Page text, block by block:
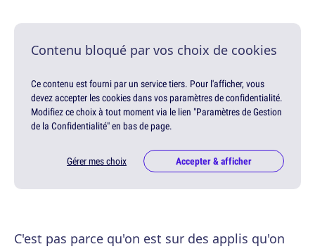
Contenu bloqué par vos choix de cookies
Ce contenu est fourni par un service tiers. Pour l'afficher, vous
devez accepter les cookies dans vos paramètres de confidentialité.
Modifiez ce choix à tout moment via le lien "Paramètres de Gestion
de la Confidentialité" en bas de page.
Gérer mes choix Accepter & afficher
C'est pas parce qu'on est sur des applis qu'on